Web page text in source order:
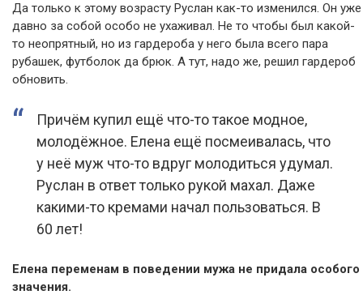
Да только к этому возрасту Руслан как-то изменился. Он уже
давно за собой особо не ухаживал. Не то чтобы был какой-
то неопрятный, но из гардероба у него была всего пара
рубашек, футболок да брюк. А тут, надо же, решил гардероб
обновить.
Причём купил ещё что-то такое модное,
молодёжное. Елена ещё посмеивалась, что
у неё муж что-то вдруг молодиться удумал.
Руслан в ответ только рукой махал. Даже
какими-то кремами начал пользоваться. В
60 лет!
Елена переменам в поведении мужа не придала особого
значения.